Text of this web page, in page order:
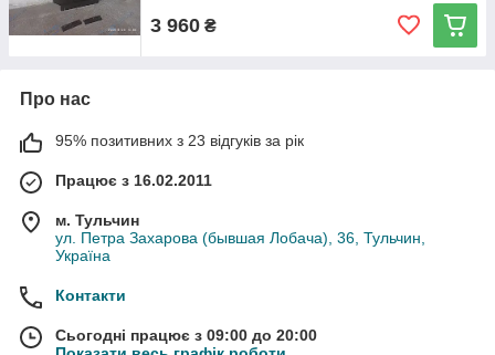
3 960 ₴
Про нас
95% позитивних з 23 відгуків за рік
Працює з 16.02.2011
м. Тульчин
ул. Петра Захарова (бывшая Лобача), 36, Тульчин,
Україна
Контакти
Сьогодні працює з 09:00 до 20:00